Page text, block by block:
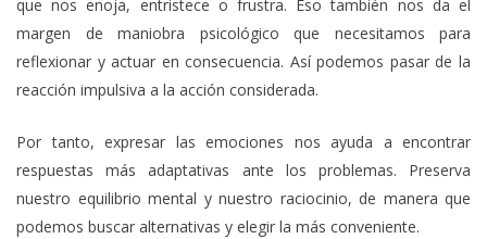
que nos enoja, entristece o frustra. Eso también nos da el
margen de maniobra psicológico que necesitamos para
reflexionar y actuar en consecuencia. Así podemos pasar de la
reacción impulsiva a la acción considerada.
Por tanto, expresar las emociones nos ayuda a encontrar
respuestas más adaptativas ante los problemas. Preserva
nuestro equilibrio mental y nuestro raciocinio, de manera que
podemos buscar alternativas y elegir la más conveniente.